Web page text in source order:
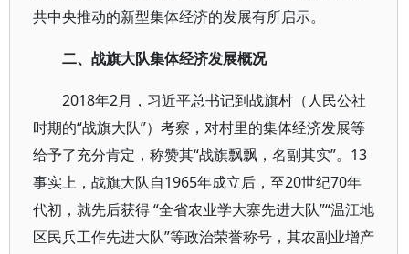
共中央推动的新型集体经济的发展有所启示。
二、战旗大队集体经济发展概况
2018年2月，习近平总书记到战旗村（人民公社
时期的“战旗大队”）考察，对村里的集体经济发展等
给予了充分肯定，称赞其“战旗飘飘，名副其实”。13
事实上，战旗大队自1965年成立后，至20世纪70年
代初，就先后获得 “全省农业学大寨先进大队”“温江地
区民兵工作先进大队”等政治荣誉称号，其农副业增产